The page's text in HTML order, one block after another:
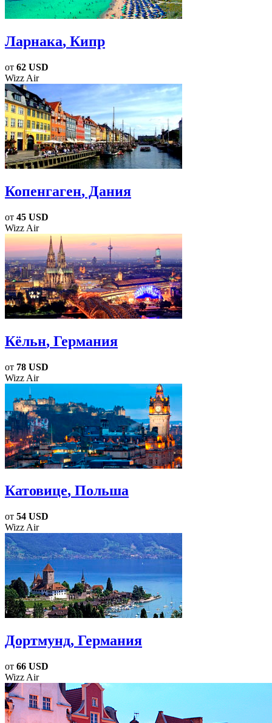
Ларнака, Кипр
от 62 USD
Wizz Air
Копенгаген, Дания
от 45 USD
Wizz Air
Кёльн, Германия
от 78 USD
Wizz Air
Катовице, Польша
от 54 USD
Wizz Air
Дортмунд, Германия
от 66 USD
Wizz Air